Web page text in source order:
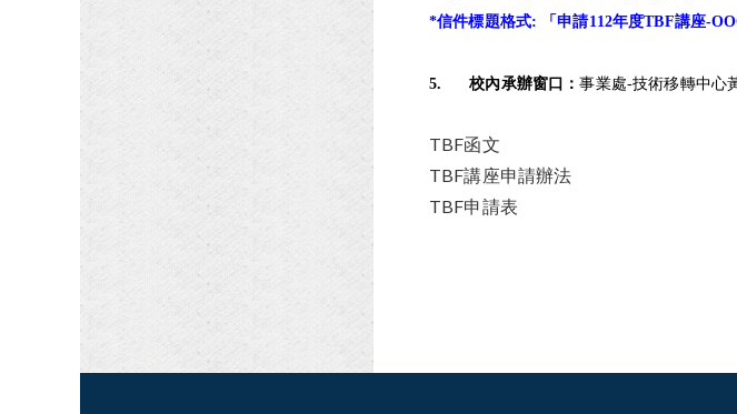
*信件標題格式: 「申請112年度TBF講座-
5.校內承辦窗口：事業處-技術移轉中心
TBF函文
TBF講座申請辦法
TBF申請表